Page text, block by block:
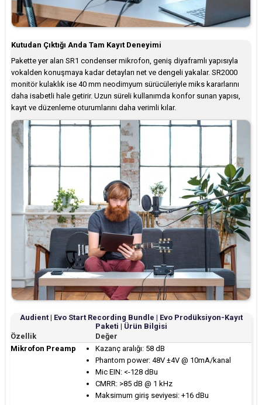
Kutudan Çıktığı Anda Tam Kayıt Deneyimi
Pakette yer alan SR1 condenser mikrofon, geniş diyaframlı yapısıyla
vokalden konuşmaya kadar detayları net ve dengeli yakalar. SR2000
monitör kulaklık ise 40 mm neodimyum sürücüleriyle miks kararlarını
daha isabetli hale getirir. Uzun süreli kullanımda konfor sunan yapısı,
kayıt ve düzenleme oturumlarını daha verimli kılar.
Audient | Evo Start Recording Bundle | Evo Prodüksiyon-Kayıt
Paketi | Ürün Bilgisi
Özellik
Değer
Mikrofon Preamp
Kazanç aralığı: 58 dB
Phantom power: 48V ±4V @ 10mA/kanal
Mic EIN: <-128 dBu
CMRR: >85 dB @ 1 kHz
Maksimum giriş seviyesi: +16 dBu